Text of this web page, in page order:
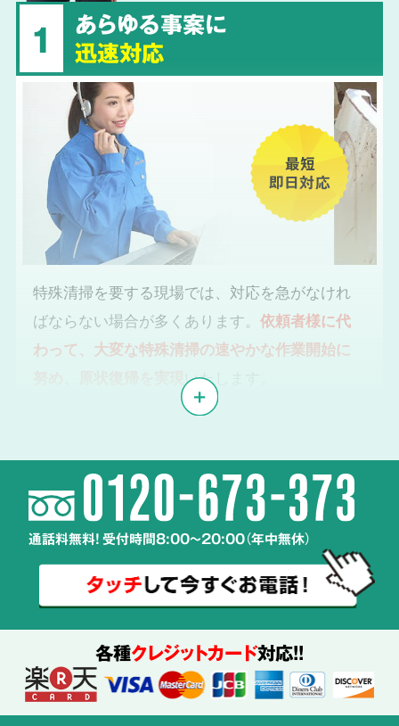
1
あらゆる事案に
迅速対応
最短
即日対応
特殊清掃を要する現場では、対応を急がなけれ
ばならない場合が多くあります。依頼者様に代
わって、大変な特殊清掃の速やかな作業開始に
いたします。
2
体液や汚物、雑菌の
除去・除菌・洗浄
使用する
薬剤も
通話料無料! 受付時間8:00～20:00（年中無休）
各種クレジットカード対応!!